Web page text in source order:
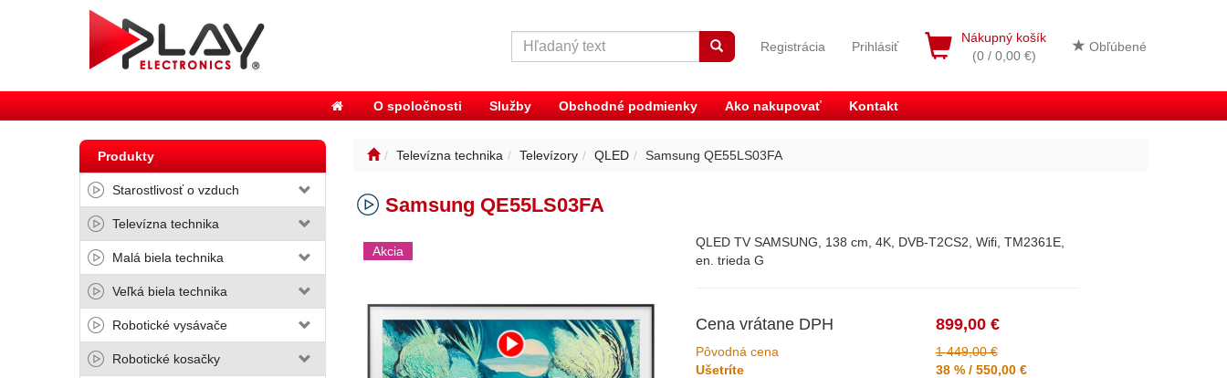
Nákupný košík
(0 / 0,00 €)
Obľúbené
Registrácia Prihlásiť
O spoločnosti Služby Obchodné podmienky Ako nakupovať Kontakt
Produkty
Starostlivosť o vzduch
Televízna technika
Malá biela technika
Veľká biela technika
Robotické vysávače
Robotické kosačky
Televízna technika Televízory QLED Samsung QE55LS03FA
Samsung QE55LS03FA
Akcia
QLED TV SAMSUNG, 138 cm, 4K, DVB-T2CS2, Wifi, TM2361E,
en. trieda G
Cena vrátane DPH 899,00 €
Pôvodná cena
1 449,00 €
Ušetríte
38 % / 550,00 €